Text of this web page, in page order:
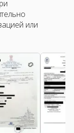
или